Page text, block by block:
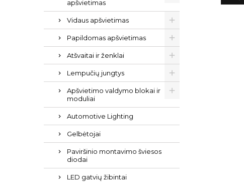
apšvietimas
Vidaus apšvietimas
Papildomas apšvietimas
Atšvaitai ir ženklai
Lempučių jungtys
Apšvietimo valdymo blokai ir
moduliai
Automotive Lighting
Gelbėtojai
Paviršinio montavimo šviesos
diodai
LED gatvių žibintai